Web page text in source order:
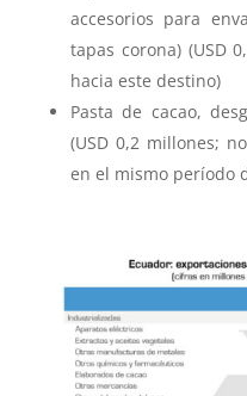
accesorios para
tapas corona) (USD
hacia este destino)
Pasta de cacao,
(USD 0,2 millones;
en el mismo período